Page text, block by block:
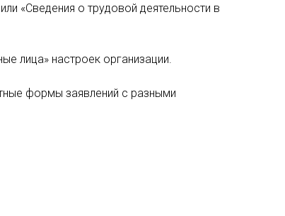
«Сведения о трудовой деятельности в
лица» настроек организации.
формы заявлений с разными